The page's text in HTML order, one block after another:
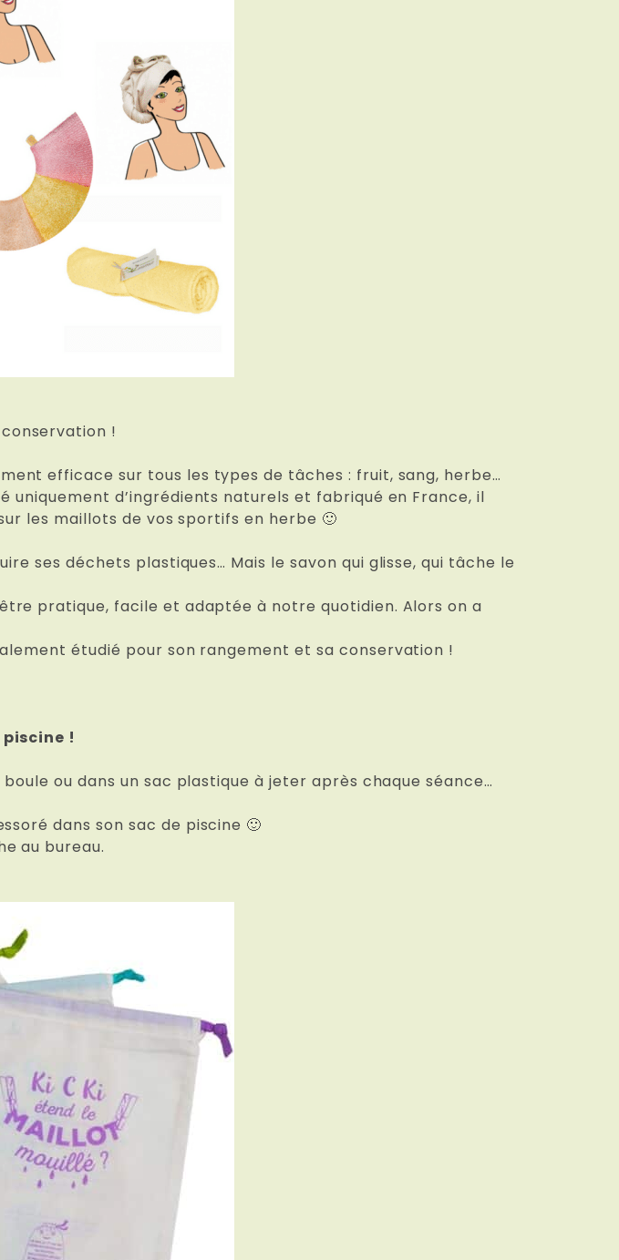
!
efficace sur tous les types de tâches : fruit, sang, herbe…
uniquement d’ingrédients naturels et fabriqué en France, il
les maillots de vos sportifs en herbe 🙂
ses déchets plastiques… Mais le savon qui glisse, qui tâche le
pratique, facile et adaptée à notre quotidien. Alors on a
étudié pour son rangement et sa conservation !
!
ou dans un sac plastique à jeter après chaque séance…
dans son sac de piscine 🙂
au bureau.